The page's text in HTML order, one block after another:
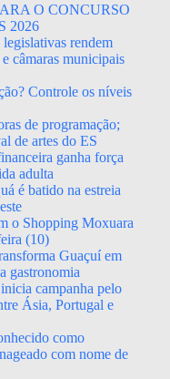
O CONCURSO
2026
legislativas rendem
câmaras municipais
Controle os níveis
de programação;
de artes do ES
ganha força
adulta
é batido na estreia
o Shopping Moxuara
(10)
Guaçuí em
gastronomia
campanha pelo
Ásia, Portugal e
como
com nome de